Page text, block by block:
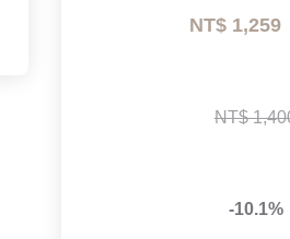
NT$ 1,259
NT$
-10.1%